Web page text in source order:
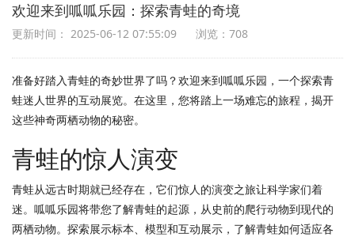
欢迎来到呱呱乐园：探索青蛙的奇境
更新时间： 2025-06-12 07:55:09 浏览：708
准备好踏入青蛙的奇妙世界了吗？欢迎来到呱呱乐园，一个探索青
蛙迷人世界的互动展览。在这里，您将踏上一场难忘的旅程，揭开
这些神奇两栖动物的秘密。
青蛙的惊人演变
青蛙从远古时期就已经存在，它们惊人的演变之旅让科学家们着
迷。呱呱乐园将带您了解青蛙的起源，从史前的爬行动物到现代的
两栖动物。探索展示标本、模型和互动展示，了解青蛙如何适应各